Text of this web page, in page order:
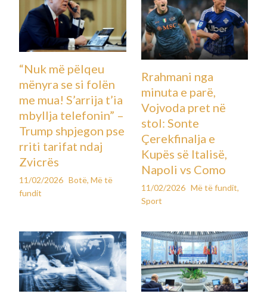
“Nuk më pëlqeu
mënyra se si folën
me mua! S’arrija t’ia
mbyllja telefonin” –
Trump shpjegon pse
rriti tarifat ndaj
Zvicrës
11/02/2026 Botë,Më të
fundit
Rrahmani nga
minuta e parë,
Vojvoda pret në
stol: Sonte
Çerekfinalja e
Kupës së Italisë,
Napoli vs Como
11/02/2026 Më të fundit,
Sport